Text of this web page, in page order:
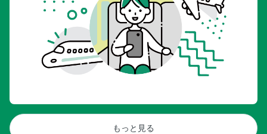
もっと見る